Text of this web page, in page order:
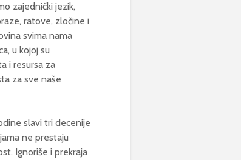
zajednički jezik,
ratove, zločine i
svima nama
u kojoj su
i resursa za
za sve naše
slavi tri decenije
ne prestaju
Ignoriše i prekraja